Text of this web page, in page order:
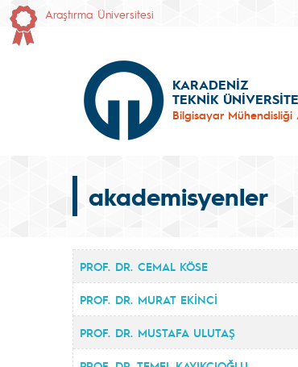
Araştırma Üniversitesi
KARADENİZ
TEKNİK
Bilgisayar Mühendisliği
akademisyenler
PROF. DR. CEMAL KÖSE
PROF. DR. MURAT EKİNCİ
PROF. DR. MUSTAFA ULUTAŞ